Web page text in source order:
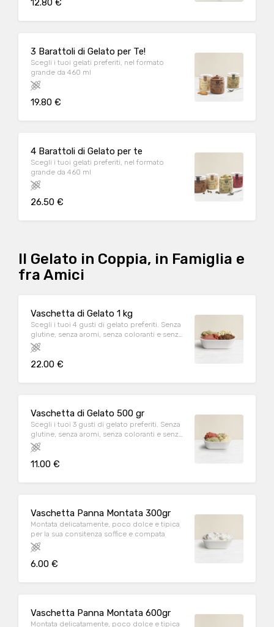
12.80 €
3 Barattoli di Gelato per Te!
Scegli i tuoi gelati preferiti, nel formato
grande da 460 ml
19.80 €
4 Barattoli di Gelato per te
Scegli i tuoi gelati preferiti, nel formato
grande da 460 ml
26.50 €
Il Gelato in Coppia, in Famiglia e
fra Amici
Vaschetta di Gelato 1 kg
Scegli i tuoi 4 gusti di gelato preferiti. Senza
glutine, senza aromi, senza coloranti e senza
emulsionanti.
22.00 €
Vaschetta di Gelato 500 gr
Scegli i tuoi 3 gusti di gelato preferiti. Senza
glutine, senza aromi, senza coloranti e senza
emulsionanti.
11.00 €
Vaschetta Panna Montata 300gr
Montata delicatamente, poco dolce e tipica
per la sua consitenza soffice e compata
6.00 €
Vaschetta Panna Montata 600gr
Montata delicatamente, poco dolce e tipica